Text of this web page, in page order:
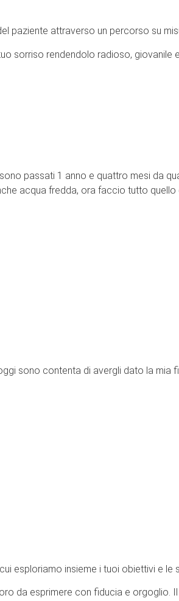
paziente attraverso un percorso su
sorriso rendendolo radioso, giovanile
passati 1 anno e quattro mesi da
acqua fredda, ora faccio tutto
sono contenta di avergli dato la mia
esploriamo insieme i tuoi obiettivi e le
da esprimere con fiducia e orgoglio.